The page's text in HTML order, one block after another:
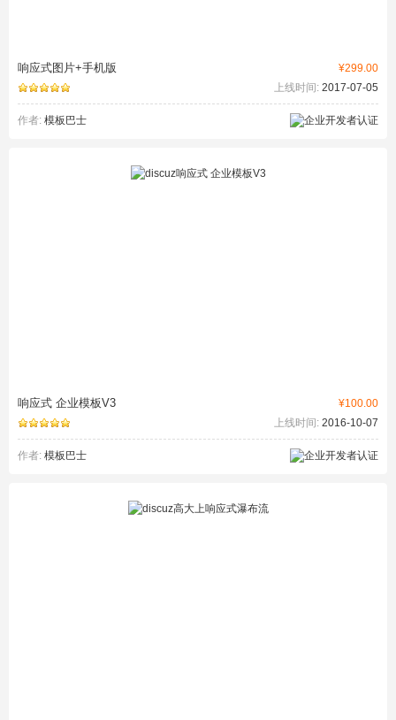
¥299.00
响应式图片+手机版
上线时间: 2017-07-05
作者: 模板巴士
¥100.00
响应式 企业模板V3
上线时间: 2016-10-07
作者: 模板巴士